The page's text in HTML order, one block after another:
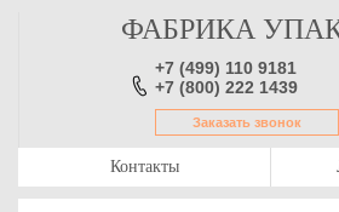
ФАБРИКА
+7 (499) 110 9181
+7 (800) 222 1439
Заказать звонок
Контакты